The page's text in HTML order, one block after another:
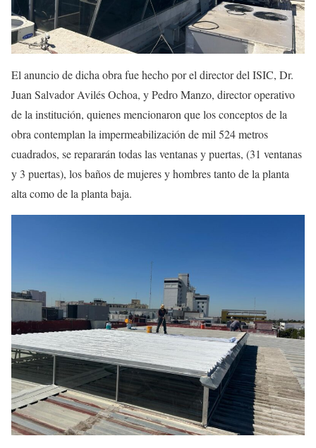
El anuncio de dicha obra fue hecho por el director del ISIC, Dr.
Juan Salvador Avilés Ochoa, y Pedro Manzo, director operativo
de la institución, quienes mencionaron que los conceptos de la
obra contemplan la impermeabilización de mil 524 metros
cuadrados, se repararán todas las ventanas y puertas, (31 ventanas
y 3 puertas), los baños de mujeres y hombres tanto de la planta
alta como de la planta baja.